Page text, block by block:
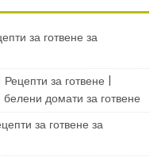
за готвене за
за готвене |
домати за готвене
за готвене за